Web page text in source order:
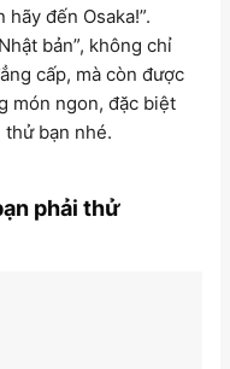
đến Osaka!”.
bản”, không chỉ
cấp, mà còn được
món ngon, đặc biệt
thử bạn nhé.
phải thử